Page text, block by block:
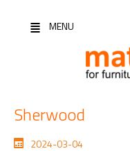
MENU
Sherwood
2024-03-04